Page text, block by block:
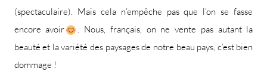
(spectaculaire). Mais cela n’empêche pas que l’on se fasse
encore avoir
. Nous, français, on ne vente pas autant la
beauté et la variété des paysages de notre beau pays, c’est bien
dommage !